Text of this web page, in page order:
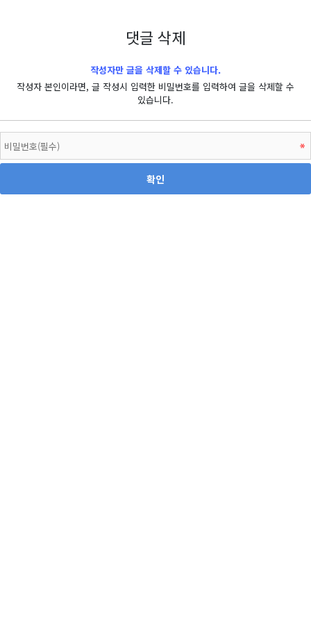
댓글 삭제
작성자만 글을 삭제할 수 있습니다.
작성자 본인이라면, 글 작성시 입력한 비밀번호를 입력하여 글을 삭제할 수
있습니다.